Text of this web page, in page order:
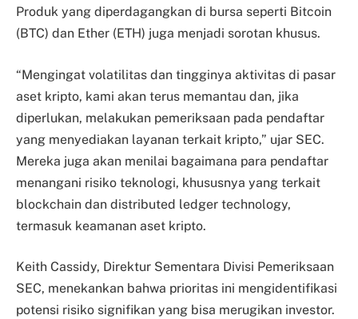
Produk yang diperdagangkan di bursa seperti Bitcoin
(BTC) dan Ether (ETH) juga menjadi sorotan khusus.
“Mengingat volatilitas dan tingginya aktivitas di pasar
aset kripto, kami akan terus memantau dan, jika
diperlukan, melakukan pemeriksaan pada pendaftar
yang menyediakan layanan terkait kripto,” ujar SEC.
Mereka juga akan menilai bagaimana para pendaftar
menangani risiko teknologi, khususnya yang terkait
blockchain dan distributed ledger technology,
termasuk keamanan aset kripto.
Keith Cassidy, Direktur Sementara Divisi Pemeriksaan
SEC, menekankan bahwa prioritas ini mengidentifikasi
potensi risiko signifikan yang bisa merugikan investor.